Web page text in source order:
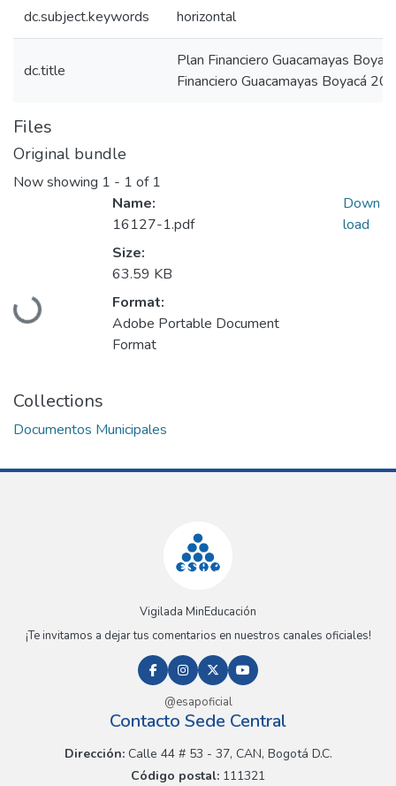
dc.subject.keywords horizontal
dc.title
Plan Financiero Guacamayas
Financiero Guacamayas Boyacá
Files
Original bundle
Now showing 1 - 1 of 1
Loading...
Name:
16127-1.pdf
Size:
63.59 KB
Format:
Adobe Portable Document
Format
Down
load
Collections
Documentos Municipales
Vigilada MinEducación
¡Te invitamos a dejar tus comentarios en nuestros canales oficiales!
@esapoficial
Contacto Sede Central
Dirección:Calle 44 # 53 - 37, CAN, Bogotá D.C.
Código postal: 111321